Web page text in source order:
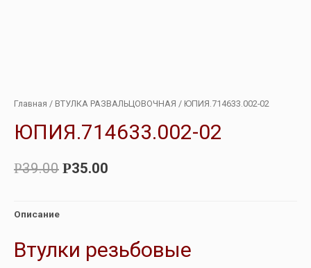
Главная / ВТУЛКА РАЗВАЛЬЦОВОЧНАЯ / ЮПИЯ.714633.002-02
ЮПИЯ.714633.002-02
Р39.00 Р35.00
Описание
Втулки резьбовые